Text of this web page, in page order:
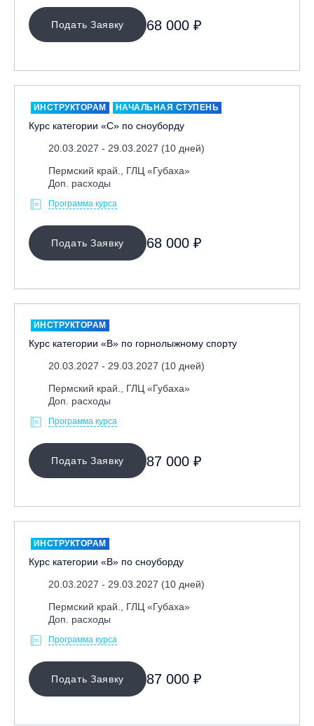
Ярославль, СП «Изгиб»
ОЧИСТИТЬ ФИЛЬТР
Подать Заявку 68 000 ₽
ИНСТРУКТОРАМ НАЧАЛЬНАЯ СТУПЕНЬ
Курс категории «С» по сноуборду
20.03.2027 - 29.03.2027 (10 дней)
Пермский край., ГЛЦ «Губаха»
Доп. расходы
Программа курса
Подать Заявку 68 000 ₽
ИНСТРУКТОРАМ
Курс категории «В» по горнолыжному спорту
20.03.2027 - 29.03.2027 (10 дней)
Пермский край., ГЛЦ «Губаха»
Доп. расходы
Программа курса
Подать Заявку 87 000 ₽
ИНСТРУКТОРАМ
Курс категории «В» по сноуборду
20.03.2027 - 29.03.2027 (10 дней)
Пермский край., ГЛЦ «Губаха»
Доп. расходы
Программа курса
Подать Заявку 87 000 ₽